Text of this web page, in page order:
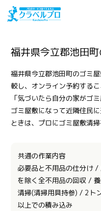
福井県今立郡池田
福井県今立郡池田町のゴミ
較し、オンライン予約するこ
「気づいたら自分の家がゴ
ゴミ屋敷になって近隣住民
ときは、プロにゴミ屋敷清掃
共通の作業内容
必要品と不用品の仕分け
を除く全不用品の回収 /
清掃(清掃用具持参) / 2ト
以上での積み込み